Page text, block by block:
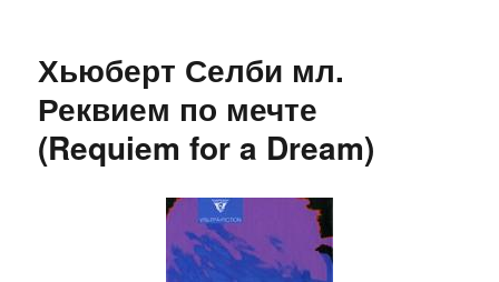
Хьюберт Селби мл.
Реквием по мечте
(Requiem for a Dream)